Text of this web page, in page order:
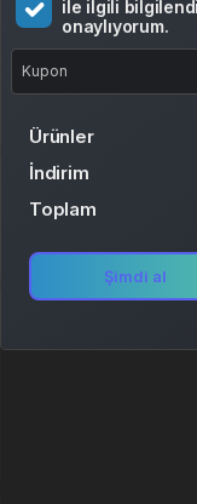
ile ilgili
onaylıyorum.
Ürünler
İndirim
Toplam
Şimdi al